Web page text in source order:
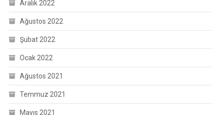
Aralık 2022
Ağustos 2022
Şubat 2022
Ocak 2022
Ağustos 2021
Temmuz 2021
Mayıs 2021